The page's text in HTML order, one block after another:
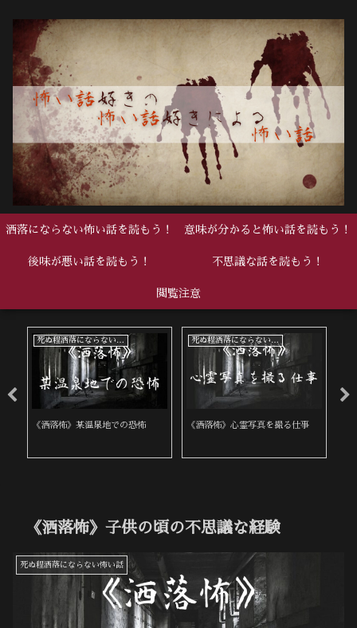
洒落にならない怖い話を読もう！ 意味が分かると怖い話を読もう！
後味が悪い話を読もう！ 不思議な話を読もう！
閲覧注意
死ぬ程洒落にならない怖い話
《洒落怖》某温泉地での恐怖
死ぬ程洒落にならない怖い話
《洒落怖》心霊写真を撮る仕事
《洒落怖》子供の頃の不思議な経験
死ぬ程洒落にならない怖い話